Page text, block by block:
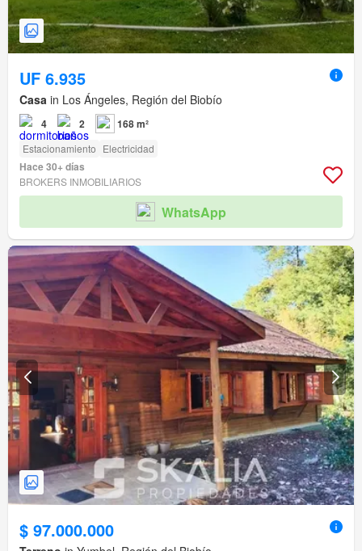
UF 6.935
Casa in Los Ángeles, Región del Biobío
4 2 168 m²
Estacionamiento Electricidad
Hace 30+ días
BROKERS INMOBILIARIOS
WhatsApp
$ 97.000.000